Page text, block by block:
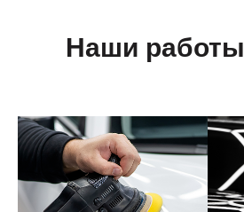
Наши работы